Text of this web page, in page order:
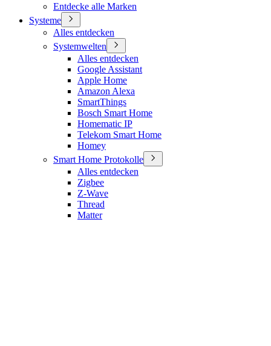
Entdecke alle Marken
Systeme
Alles entdecken
Systemwelten
Alles entdecken
Google Assistant
Apple Home
Amazon Alexa
SmartThings
Bosch Smart Home
Homematic IP
Telekom Smart Home
Homey
Smart Home Protokolle
Alles entdecken
Zigbee
Z-Wave
Thread
Matter